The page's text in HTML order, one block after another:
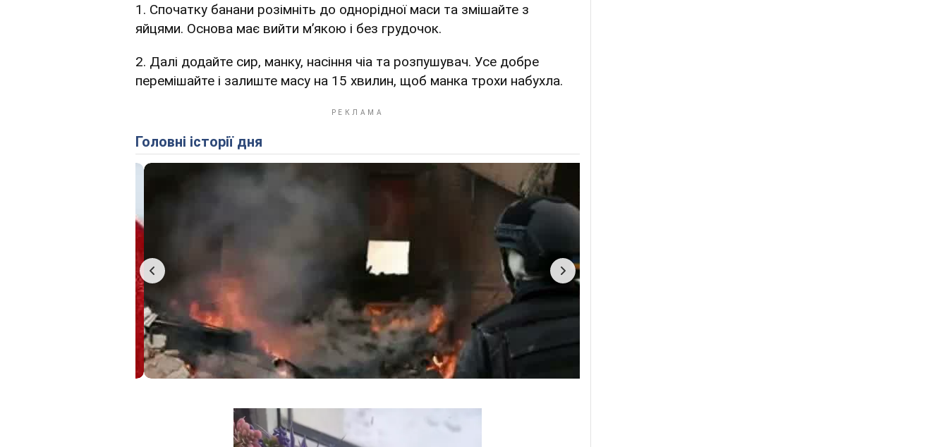
1. Спочатку банани розімніть до однорідної маси та змішайте з
яйцями. Основа має вийти м’якою і без грудочок.
2. Далі додайте сир, манку, насіння чіа та розпушувач. Усе добре
перемішайте і залиште масу на 15 хвилин, щоб манка трохи набухла.
Головні історії дня